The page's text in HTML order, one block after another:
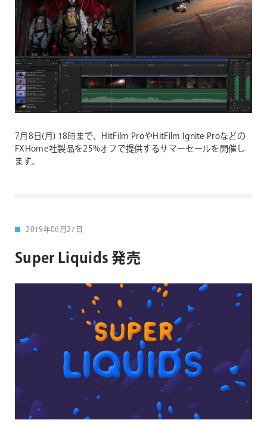
7月8日(月) 18時まで、HitFilm ProやHitFilm Ignite Proなどの
FXHome社製品を25%オフで提供するサマーセールを開催し
ます。
2019年06月27日
Super Liquids 発売